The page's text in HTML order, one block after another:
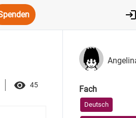
45 Fach
Deutsch